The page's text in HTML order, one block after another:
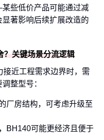
些低价产品可能通过减
著影响后续扩展改造的
？关键场景分流逻辑
接近工程需求边界时，需
整型号：
厂房结构，可考虑升级至
BH140可能更经济且便于